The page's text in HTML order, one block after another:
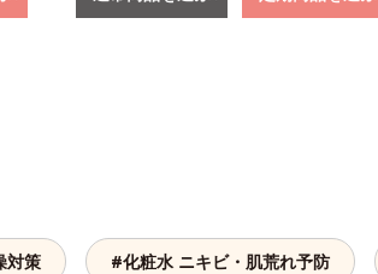
対策 #化粧水 ニキビ・肌荒れ予防